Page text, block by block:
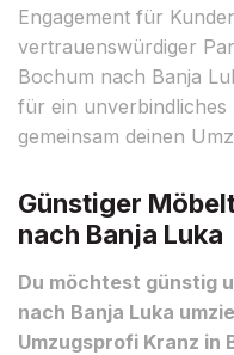
Engagement für
vertrauenswürdiger
Bochum nach Banja
für ein unverbindliches
gemeinsam deinen
Günstiger
nach Banja Luka
Du möchtest günstig
nach Banja Luka
Umzugsprofi Kranz in